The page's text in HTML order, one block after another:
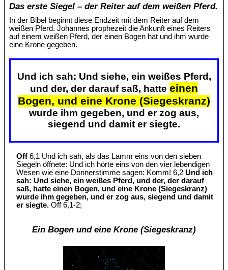
Das erste Siegel – der Reiter auf dem weißen Pferd.
In der Bibel beginnt diese Endzeit mit dem Reiter auf dem
weißen Pferd. Johannes prophezeit die Ankunft eines Reiters
auf einem weißen Pferd, der einen Bogen hat und ihm wurde
eine Krone gegeben.
Und ich sah: Und siehe, ein weißes Pferd,
und der, der darauf saß, hatte einen
Bogen, und eine Krone (Siegeskranz)
wurde ihm gegeben, und er zog aus,
siegend und damit er siegte.
Off 6,1 Und ich sah, als das Lamm eins von den sieben
Siegeln öffnete: Und ich hörte eins von den vier lebendigen
Wesen wie eine Donnerstimme sagen: Komm! 6,2Und ich
sah: Und siehe, ein weißes Pferd, und der, der darauf
saß, hatte einen Bogen, und eine Krone (Siegeskranz)
wurde ihm gegeben, und er zog aus, siegend und damit
er siegte. Off 6,1-2;
Ein Bogen und eine Krone (Siegeskranz)